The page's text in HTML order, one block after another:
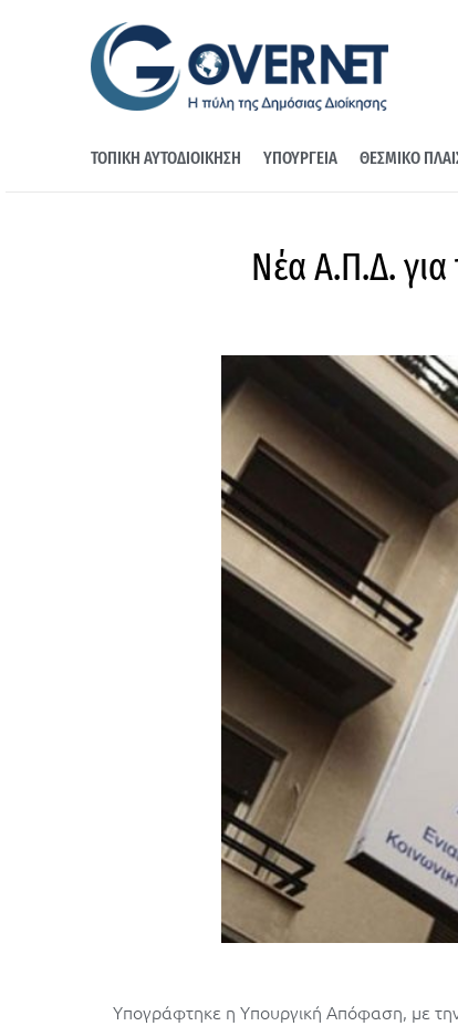
ΤΟΠΙΚΗ ΑΥΤΟΔΙΟΙΚΗΣΗ ΥΠΟΥΡΓΕΙΑ ΘΕΣΜΙΚΟ
Νέα Α.Π.Δ.
Υπογράφτηκε η Υπουργική Απόφαση, με